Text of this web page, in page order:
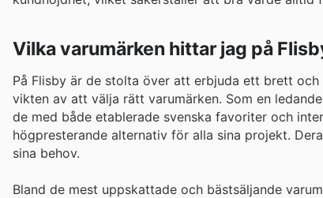
Vilka varumärken hittar jag på
På Flisby är de stolta över att erbjuda ett brett
vikten av att välja rätt varumärken. Som en
de med både etablerade svenska favoriter och
högpresterande alternativ för alla sina projekt.
sina behov.
Bland de mest uppskattade och bästsäljande